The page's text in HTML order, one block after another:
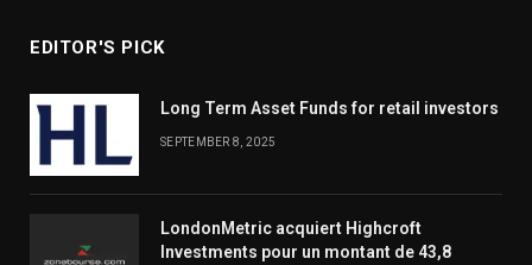
EDITOR'S PICK
Long Term Asset Funds for retail investors
SEPTEMBER 8, 2025
LondonMetric acquiert Highcroft
Investments pour un montant de 43,8